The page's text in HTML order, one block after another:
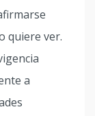
quiere ver.
a